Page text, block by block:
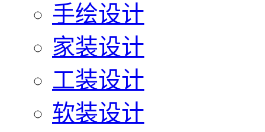
手绘设计
家装设计
工装设计
软装设计